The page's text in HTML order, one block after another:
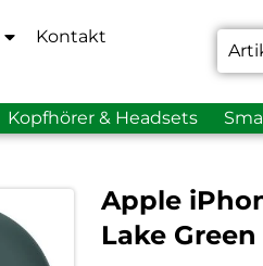
Kontakt
Kopfhörer & Headsets
Apple
Lake Green